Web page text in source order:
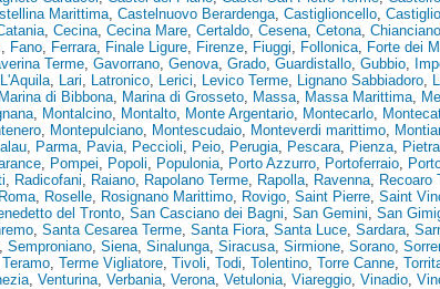
Marittima, Castelnuovo Berardenga, Castiglioncello,
, Cecina, Cecina Mare, Certaldo, Cesena, Cetona,
, Fano, Ferrara, Finale Ligure, Firenze, Fiuggi, Follonica, Forte dei
Terme, Gavorrano, Genova, Grado, Guardistallo, Gubbio,
L'Aquila, Lari, Latronico, Lerici, Levico Terme, Lignano Sabbiadoro,
Marina di Bibbona, Marina di Grosseto, Massa, Massa Marittima,
, Montalcino, Montalto, Monte Argentario, Montecarlo,
, Montepulciano, Montescudaio, Monteverdi marittimo,
, Parma, Pavia, Peccioli, Peio, Perugia, Pescara, Pienza,
, Pompei, Popoli, Populonia, Porto Azzurro, Portoferraio,
, Radicofani, Raiano, Rapolano Terme, Rapolla, Ravenna, Recoaro
Roma, Roselle, Rosignano Marittimo, Rovigo, Saint Pierre, Saint
del Tronto, San Casciano dei Bagni, San Gemini, San
, Santa Cesarea Terme, Santa Fiora, Santa Luce, Sardara,
, Semproniano, Siena, Sinalunga, Siracusa, Sirmione, Sorano,
Teramo, Terme Vigliatore, Tivoli, Todi, Tolentino, Torre Canne,
, Venturina, Verbania, Verona, Vetulonia, Viareggio, Vinadio,